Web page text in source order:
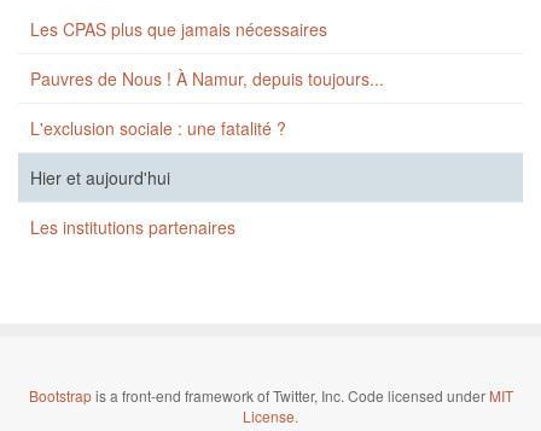
Les CPAS plus que jamais nécessaires
Pauvres de Nous ! À Namur, depuis toujours...
L'exclusion sociale : une fatalité ?
Hier et aujourd'hui
Les institutions partenaires
Bootstrapis a front-end framework of Twitter, Inc. Code licensed under MIT
License.